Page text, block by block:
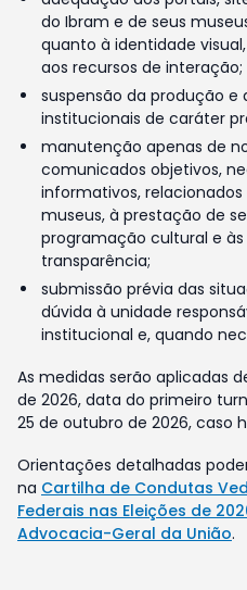
do Ibram e de seus
quanto à identidade
aos recursos de interação;
suspensão da produção
institucionais de caráter
manutenção apenas de
comunicados objetivos,
informativos,
museus, à prestação de
programação cultural e
transparência;
submissão prévia das
dúvida à unidade
institucional e, quando
As medidas serão aplicadas
de 2026, data do primeiro
25 de outubro de 2026, caso
Orientações detalhadas
na Cartilha de Condutas
Federais nas Eleições de
Advocacia-Geral da União.